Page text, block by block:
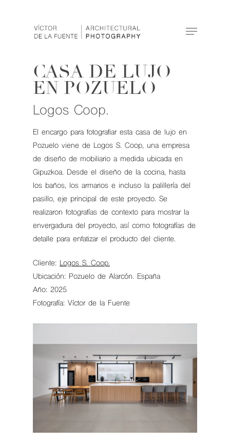
Hit enter to search or ESC to close
CASA DE LUJO
EN POZUELO
Logos Coop.
El encargo para fotografiar esta casa de lujo en
Pozuelo viene de Logos S. Coop, una empresa
de diseño de mobiliario a medida ubicada en
Gipuzkoa. Desde el diseño de la cocina, hasta
los baños, los armarios e incluso la palillería del
pasillo, eje principal de este proyecto. Se
realizaron fotografías de contexto para mostrar la
envergadura del proyecto, así como fotografías de
detalle para enfatizar el producto del cliente.
Cliente: Logos S. Coop.
Ubicación: Pozuelo de Alarcón. España
Año: 2025
Fotografía: Víctor de la Fuente